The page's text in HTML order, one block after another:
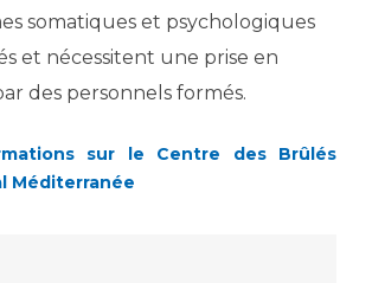
somatiques et psychologiques
et nécessitent une prise en
des personnels formés.
sur le Centre des Brûlés
Méditerranée